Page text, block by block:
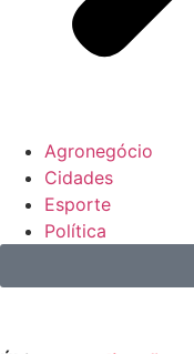
Agronegócio
Cidades
Esporte
Política